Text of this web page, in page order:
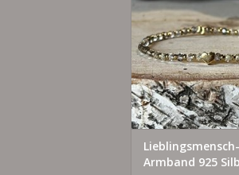
Lieblingsmensch-
Armband 925